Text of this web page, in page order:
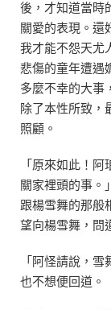
後，才知道當時
關愛的表現。還
我才能不怨天尤
悲傷的童年遭遇
多麼不幸的大事
除了本性所致，
照顧。
「原來如此！
關家裡頭的事。
跟楊雪舞的那般
望向楊雪舞，問
「阿怪請說，
也不想便回道。